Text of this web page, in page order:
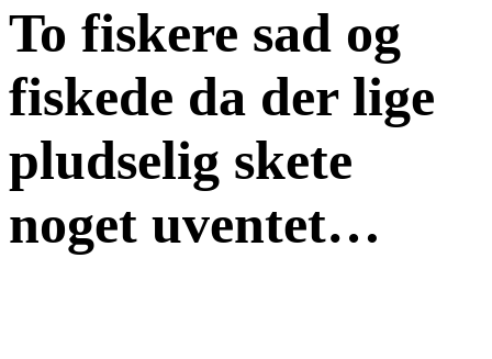
To fiskere sad og
fiskede da der lige
pludselig skete
noget uventet…